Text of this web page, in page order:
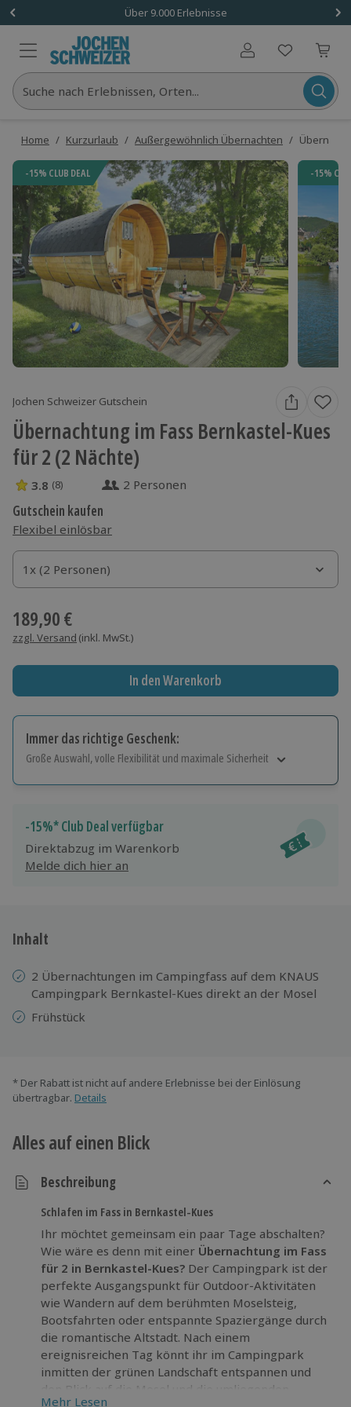
Über 9.000 Erlebnisse
Benutzerkonto
Suche nach Erlebnissen, Orten...
Home / Kurzurlaub / Außergewöhnlich Übernachten /
-15% CLUB DEAL -15%
Jochen Schweizer Gutschein
Übernachtung im Fass Bernkastel-Kues
für 2 (2 Nächte)
3.8 Sterne von 5 aus 8 Bewertungen
3.8 (8) 2 Personen
Gutschein kaufen
Flexibel einlösbar
1x (2 Personen)
1x (2 Personen)
1x (2 Personen)
189,90 €
zzgl. Versand (inkl. MwSt.)
In den Warenkorb
Immer das richtige Geschenk:
Große Auswahl, volle Flexibilität und maximale Sicherheit
Jeder Gutschein für alle Erlebnisse einlösbar.
Maximale Sicherheit
10 Jahre gültig & verlängerbar.
-15%* Club Deal verfügbar
Direktabzug im Warenkorb
Melde dich hier an
Inhalt
2 Übernachtungen im Campingfass auf dem KNAUS
Campingpark Bernkastel-Kues direkt an der Mosel
Frühstück
* Der Rabatt ist nicht auf andere Erlebnisse bei der Einlösung
übertragbar. Details
Alles auf einen Blick
Beschreibung
Schlafen im Fass in Bernkastel-Kues
Ihr möchtet gemeinsam ein paar Tage abschalten?
Wie wäre es denn mit einer Übernachtung im Fass
für 2 in Bernkastel-Kues? Der Campingpark ist der
perfekte Ausgangspunkt für Outdoor-Aktivitäten
wie Wandern auf dem berühmten Moselsteig,
Bootsfahrten oder entspannte Spaziergänge durch
die romantische Altstadt. Nach einem
ereignisreichen Tag könnt ihr im Campingpark
inmitten der grünen Landschaft entspannen und
den Blick auf die Mosel und die umliegenden
Mehr Lesen